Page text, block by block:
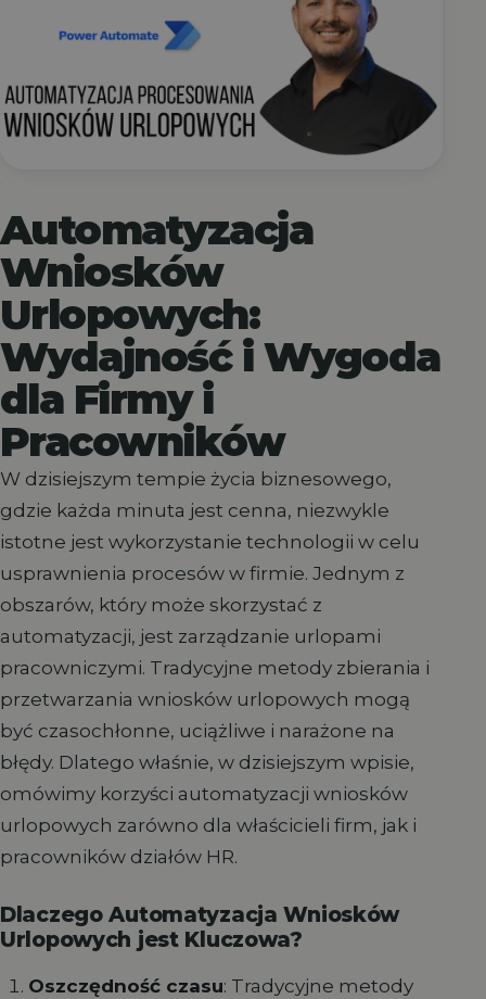
Automatyzacja
Wniosków
Urlopowych:
Wydajność i Wygoda
dla Firmy i
Pracowników
W dzisiejszym tempie życia biznesowego,
gdzie każda minuta jest cenna, niezwykle
istotne jest wykorzystanie technologii w celu
usprawnienia procesów w firmie. Jednym z
obszarów, który może skorzystać z
automatyzacji, jest zarządzanie urlopami
pracowniczymi. Tradycyjne metody zbierania i
przetwarzania wniosków urlopowych mogą
być czasochłonne, uciążliwe i narażone na
błędy. Dlatego właśnie, w dzisiejszym wpisie,
omówimy korzyści automatyzacji wniosków
urlopowych zarówno dla właścicieli firm, jak i
pracowników działów HR.
Dlaczego Automatyzacja Wniosków
Urlopowych jest Kluczowa?
Oszczędność czasu: Tradycyjne metody